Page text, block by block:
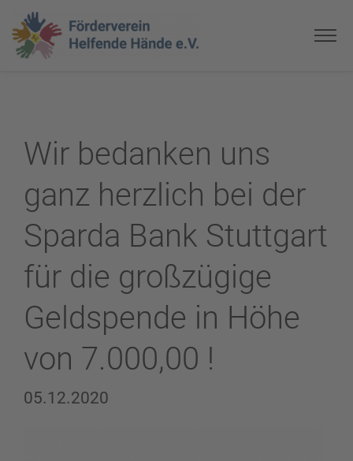
Wir bedanken uns
ganz herzlich bei der
Sparda Bank Stuttgart
für die großzügige
Geldspende in Höhe
von 7.000,00 !
05.12.2020